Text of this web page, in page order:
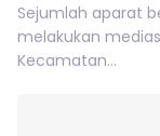
Sejumlah aparat
melakukan
Kecamatan...